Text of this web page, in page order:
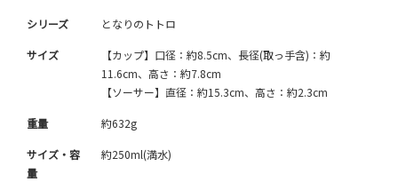
シリーズ となりのトトロ
サイズ
【カップ】口径：約8.5cm、長径(取っ手含)：約
11.6cm、高さ：約7.8cm
【ソーサー】直径：約15.3cm、高さ：約2.3cm
重量 約632g
サイズ・容
量
約250ml(満水)